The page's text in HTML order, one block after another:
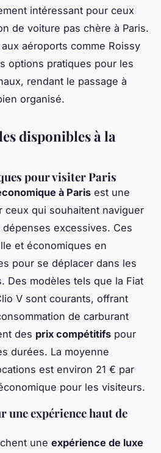
intéressant pour ceux
de voiture pas chère à Paris.
aéroports comme Roissy
options pratiques pour les
rendant le passage à
organisé.
disponibles à la
pour visiter Paris
à Paris est une
ceux qui souhaitent naviguer
excessives. Ces
et économiques en
pour se déplacer dans les
Des modèles tels que la Fiat
V sont courants, offrant
de carburant
des prix compétitifs pour
durées. La moyenne
est environ 21 € par
pour les visiteurs.
une expérience haut de
une expérience de luxe